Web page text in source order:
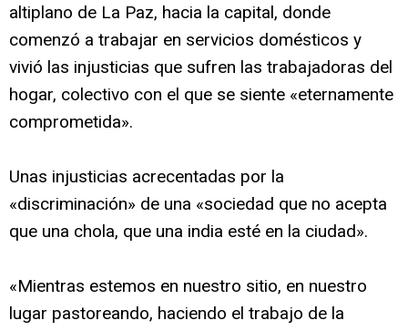
altiplano de La Paz, hacia la capital, donde
comenzó a trabajar en servicios domésticos y
vivió las injusticias que sufren las trabajadoras del
hogar, colectivo con el que se siente «eternamente
comprometida».
Unas injusticias acrecentadas por la
«discriminación» de una «sociedad que no acepta
que una chola, que una india esté en la ciudad».
«Mientras estemos en nuestro sitio, en nuestro
lugar pastoreando, haciendo el trabajo de la